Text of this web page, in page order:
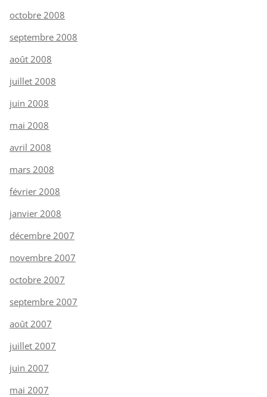
octobre 2008
septembre 2008
août 2008
juillet 2008
juin 2008
mai 2008
avril 2008
mars 2008
février 2008
janvier 2008
décembre 2007
novembre 2007
octobre 2007
septembre 2007
août 2007
juillet 2007
juin 2007
mai 2007